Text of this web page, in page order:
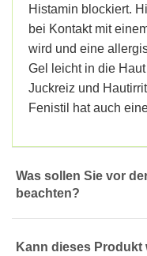
Histamin blockiert.
bei Kontakt mit
wird und eine
Gel leicht in die
Juckreiz und
Fenistil hat auch
Was sollen Sie vor
beachten?
Kann dieses Produkt